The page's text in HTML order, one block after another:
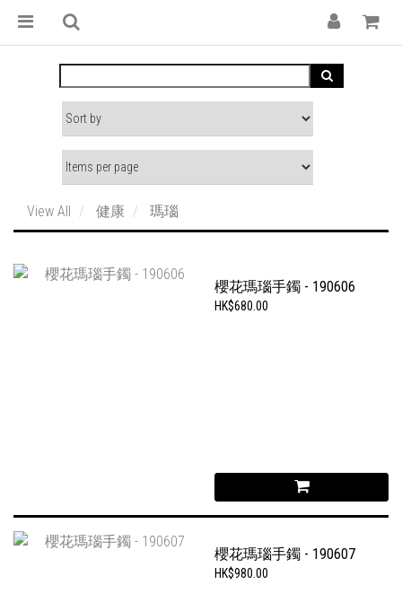
View All 健康 瑪瑙
櫻花瑪瑙手鐲 - 190606
HK$680.00
櫻花瑪瑙手鐲 - 190607
HK$980.00